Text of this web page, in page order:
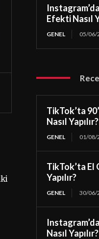
Efekti Nasıl
GENEL 05/06/
TikTok’ta
Nasıl Yapılır?
GENEL 01/08/
TikTok’ta El
Yapılır?
GENEL 30/06/
Nasıl Yapılır?